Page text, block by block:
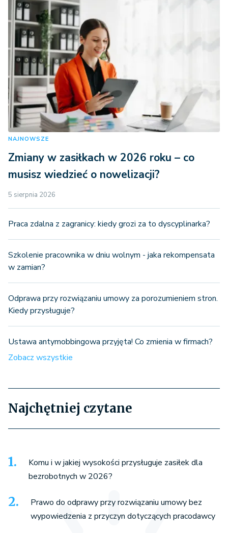
NAJNOWSZE
Zmiany w zasiłkach w 2026 roku – co
musisz wiedzieć o nowelizacji?
5 sierpnia 2026
Praca zdalna z zagranicy: kiedy grozi za to dyscyplinarka?
Szkolenie pracownika w dniu wolnym - jaka rekompensata
w zamian?
Odprawa przy rozwiązaniu umowy za porozumieniem stron.
Kiedy przysługuje?
Ustawa antymobbingowa przyjęta! Co zmienia w firmach?
Zobacz wszystkie
Najchętniej czytane
Komu i w jakiej wysokości przysługuje zasiłek dla
bezrobotnych w 2026?
Prawo do odprawy przy rozwiązaniu umowy bez
wypowiedzenia z przyczyn dotyczących pracodawcy